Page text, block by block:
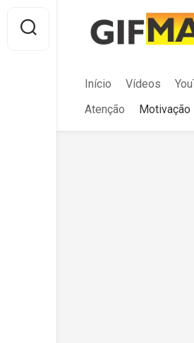
content
Início Vídeos
Atenção
Motivação